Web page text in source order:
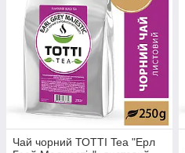
Чай чорний ТОТТІ Tea "Ерл